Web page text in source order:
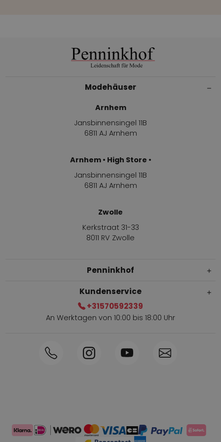
Modehäuser
Arnhem
Jansbinnensingel 11B
6811 AJ Arnhem
Arnhem • High Store •
Jansbinnensingel 11B
6811 AJ Arnhem
Zwolle
Kerkstraat 31-33
8011 RV Zwolle
Penninkhof
Innerhalb von 1-3 Tagen geliefert
Persönliche Beratung: 0031-570592339
Kundenservice
+31570592339
An Werktagen von 10:00 bis 18:00 Uhr